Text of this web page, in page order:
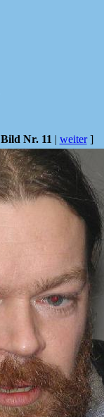
Bild Nr. 11 | weiter]